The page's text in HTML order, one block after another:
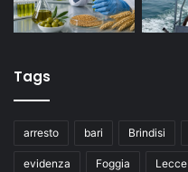
Tags
arresto bari Brindisi
evidenza Foggia Lecce